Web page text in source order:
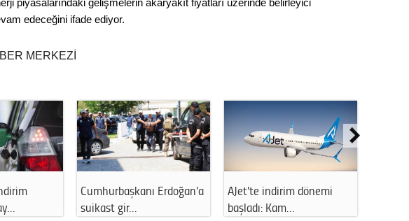
piyasalarındaki gelişmelerin akaryakıt fiyatları üzerinde belirleyici
edeceğini ifade ediyor.
MERKEZİ
Cumhurbaşkanı Erdoğan'a
suikast gir…
AJet'te indirim dönemi
başladı: Kam…